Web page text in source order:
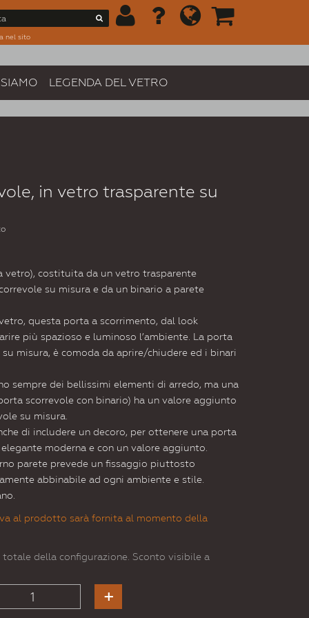
nel sito
LEGENDA DEL VETRO
in vetro trasparente su
vetro), costituita da un vetro trasparente
su misura e da un binario a parete
questa porta a scorrimento, dal look
più spazioso e luminoso l’ambiente. La porta
misura, è comoda da aprire/chiudere ed i binari
sempre dei bellissimi elementi di arredo, ma una
scorrevole con binario) ha un valore aggiunto
su misura.
di includere un decoro, per ottenere una porta
moderna e con un valore aggiunto.
parete prevede un fissaggio piuttosto
abbinabile ad ogni ambiente e stile.
al prodotto sarà fornita al momento della
della configurazione. Sconto visibile a